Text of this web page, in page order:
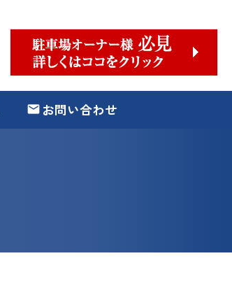
email お問い合わせ